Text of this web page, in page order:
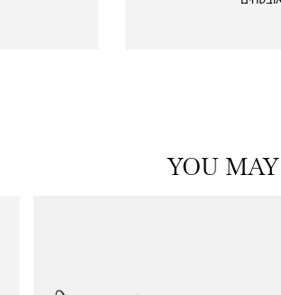
YOU